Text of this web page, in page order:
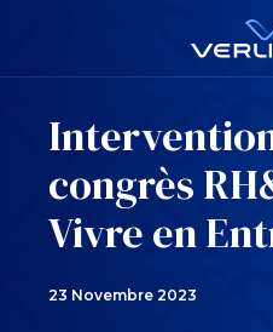
congrès
Vivre en
23 Novembre 2023